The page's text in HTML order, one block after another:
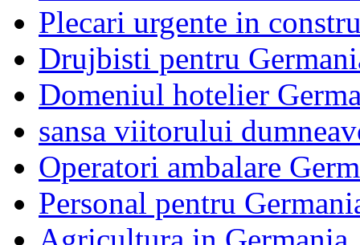
Plecari urgente in
Drujbisti pentru
Domeniul hotelier
sansa viitorului
Operatori ambalare
Personal pentru